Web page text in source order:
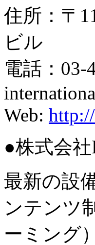
住所：〒
ビル
電話：
Web:
●株式会
最新の設
ンテンツ
ーミング